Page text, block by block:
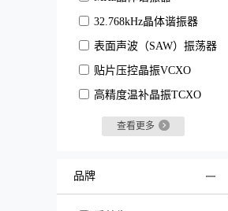
32.768kHz晶体谐振器
表面声波（SAW）振荡器
贴片压控晶振VCXO
高精度温补晶振TCXO
查看更多
品牌